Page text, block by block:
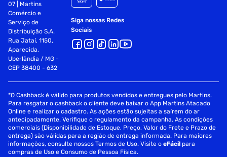
07 | Martins
Comércio e
Serviço de
Distribuição S.A.
Rua Jataí, 1150,
Aparecida,
Uberlândia / MG -
CEP 38400 - 632
Siga nossas Redes
Sociais
*O Cashback é válido para produtos vendidos e entregues pelo Martins.
Para resgatar o cashback o cliente deve baixar o App Martins Atacado
Online e realizar o cadastro. As ações estão sujeitas a saírem do ar
antecipadamente. Verifique o regulamento da campanha. As condições
comerciais (Disponibilidade de Estoque, Preço, Valor do Frete e Prazo de
entrega) são válidas para a região de entrega informada. Para maiores
informações, consulte nossos Termos de Uso. Visite oeFácil para
compras de Uso e Consumo de Pessoa Física.